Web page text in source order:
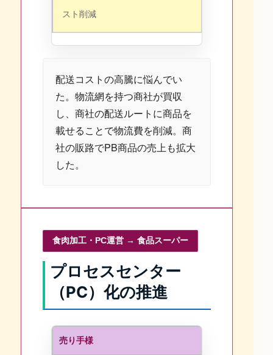
スト削減
配送コストの高騰に悩んでい
た。物流網を持つ商社が買収
し、商社の配送ルートに商品を
載せることで物流費を削減。商
社の販路でPB商品の売上も拡大
した。
食肉加工・PC運営 → 食品スーパー
プロセスセンター
（PC）化の推進
売り手様